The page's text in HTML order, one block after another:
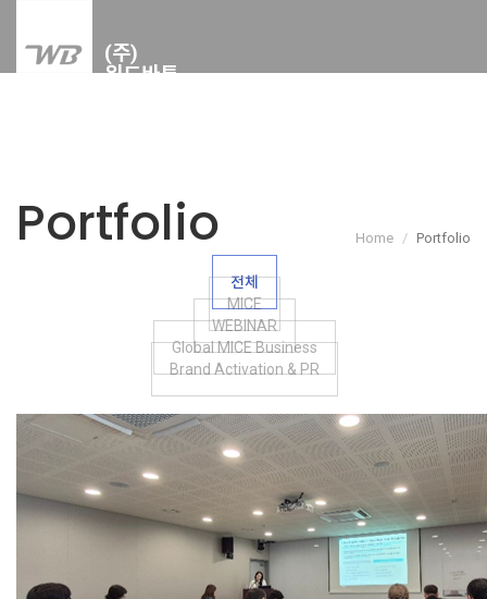
Portfolio Home Portfolio
전체
MICE
WEBINAR
Global MICE Business
Brand Activation & PR